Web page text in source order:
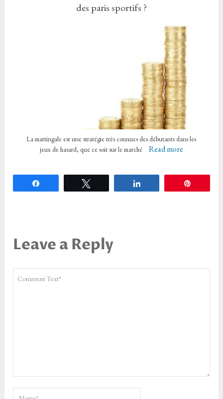
des paris sportifs ?
La martingale est une stratégie très connues des débutants dans les
jeux de hasard, que ce soit sur le marché
Read more
Leave a Reply